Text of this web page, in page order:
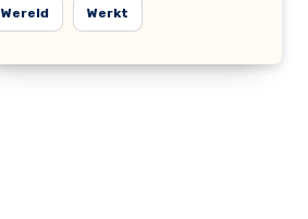
Wereld Werkt